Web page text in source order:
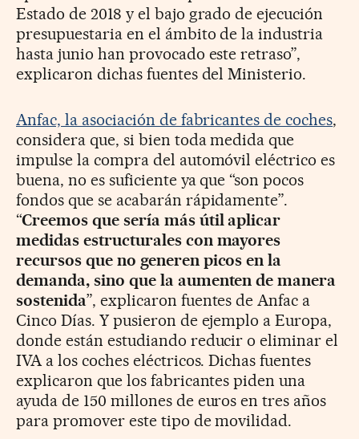
Estado de 2018 y el bajo grado de ejecución
presupuestaria en el ámbito de la industria
hasta junio han provocado este retraso”,
explicaron dichas fuentes del Ministerio.
Anfac, la asociación de fabricantes de coches,
considera que, si bien toda medida que
impulse la compra del automóvil eléctrico es
buena, no es suficiente ya que “son pocos
fondos que se acabarán rápidamente”.
“Creemos que sería más útil aplicar
medidas estructurales con mayores
recursos que no generen picos en la
demanda, sino que la aumenten de manera
sostenida”, explicaron fuentes de Anfac a
Cinco Días. Y pusieron de ejemplo a Europa,
donde están estudiando reducir o eliminar el
IVA a los coches eléctricos. Dichas fuentes
explicaron que los fabricantes piden una
ayuda de 150 millones de euros en tres años
para promover este tipo de movilidad.